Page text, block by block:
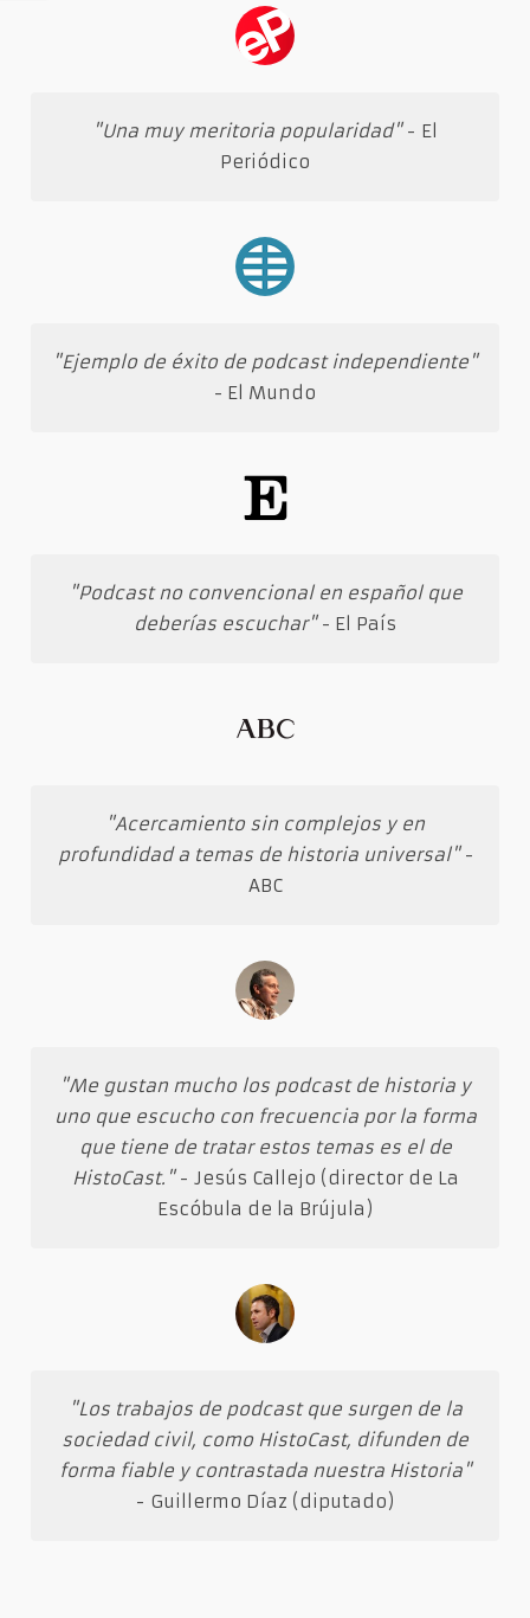
"Una muy meritoria popularidad"- El
Periódico
"Ejemplo de éxito de podcast independiente"
- El Mundo
"Podcast no convencional en español que
deberías escuchar"- El País
"Acercamiento sin complejos y en
profundidad a temas de historia universal"-
ABC
"Me gustan mucho los podcast de historia y
uno que escucho con frecuencia por la forma
que tiene de tratar estos temas es el de
HistoCast."- Jesús Callejo (director de La
Escóbula de la Brújula)
"Los trabajos de podcast que surgen de la
sociedad civil, como HistoCast, difunden de
forma fiable y contrastada nuestra Historia"
- Guillermo Díaz (diputado)